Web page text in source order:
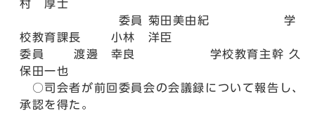
村 厚士
委員 菊田美由紀 学
校教育課長 小林 洋臣
委員 渡邊 幸良 学校教育主幹 久
保田一也
○司会者が前回委員会の会議録について報告し、
承認を得た。